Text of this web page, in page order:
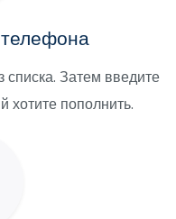
списка. Затем введите
хотите пополнить.